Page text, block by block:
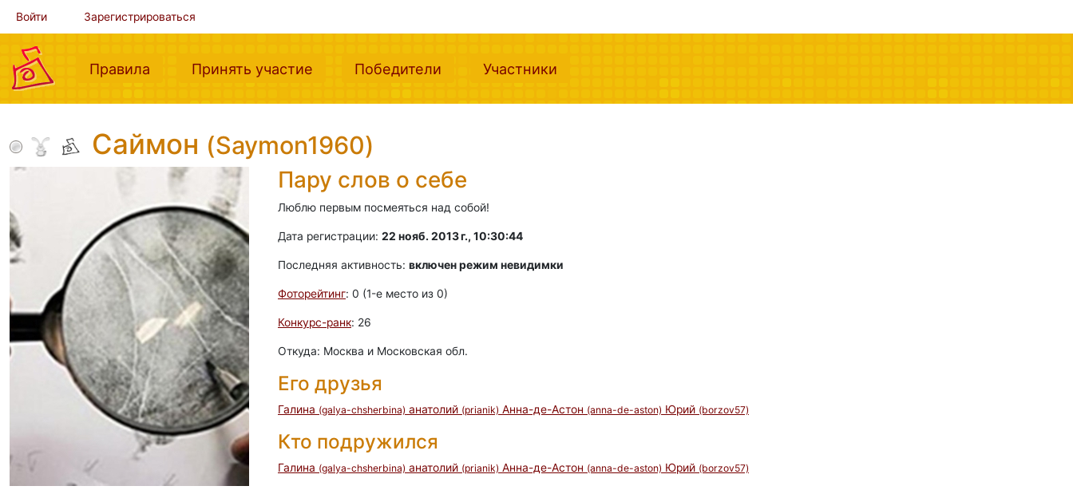
Войти Зарегистрироваться
Правила (current)Принять участие (current)Победители (current)Участники
Саймон (Saymon1960)
Пару слов о себе
Люблю первым посмеяться над собой!
Дата регистрации: 22 нояб. 2013 г., 10:30:44
Последняя активность: включен режим невидимки
Фоторейтинг: 0 (1-e место из 0)
Конкурс-ранк: 26
Откуда: Москва и Московская обл.
Его друзья
Галина (galya-chsherbina) анатолий (prianik) Анна-де-Астон (anna-de-aston) Юрий (borzov57)
Кто подружился
Галина (galya-chsherbina) анатолий (prianik) Анна-де-Астон (anna-de-aston) Юрий (borzov57)